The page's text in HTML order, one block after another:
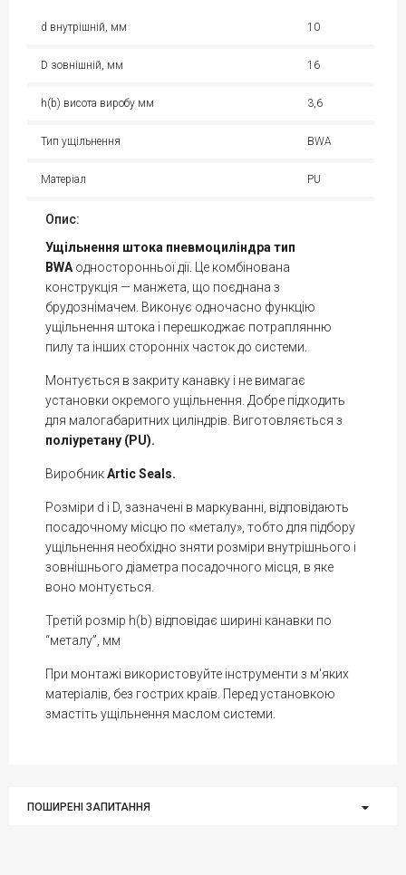
d внутрішній, мм 10
D зовнішній, мм 16
h(b) висота виробу мм 3,6
Тип ущільнення BWA
Матеріал PU
Опис:
Ущільнення штока пневмоциліндра тип
BWA односторонньої дії. Це комбінована
конструкція — манжета, що поєднана з
брудознімачем. Виконує одночасно функцію
ущільнення штока і перешкоджає потраплянню
пилу та інших сторонніх часток до системи.
Монтується в закриту канавку і не вимагає
установки окремого ущільнення. Добре підходить
для малогабаритних циліндрів. Виготовляється з
поліуретану (PU).
ВиробникArtic Seals.
Розміри d і D, зазначені в маркуванні, відповідають
посадочному місцю по «металу», тобто для підбору
ущільнення необхідно зняти розміри внутрішнього і
зовнішнього діаметра посадочного місця, в яке
воно монтується.
Третій розмір h(b) відповідає ширині канавки по
“металу”, мм
При монтажі використовуйте інструменти з м'яких
матеріалів, без гострих країв. Перед установкою
змастіть ущільнення маслом системи.
ПОШИРЕНІ ЗАПИТАННЯ